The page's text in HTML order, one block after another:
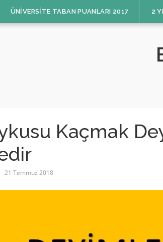
ÜNIVERSITE TABAN PUANLARI 2017 2
Kaçmak
21 Temmuz 2018